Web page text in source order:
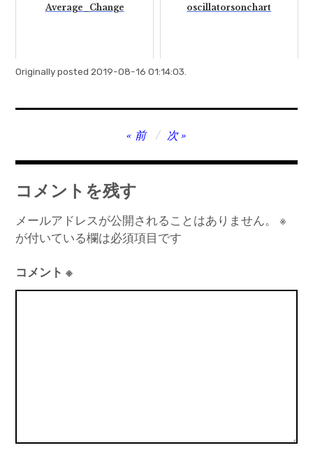
Average_Change oscillatorsonchart
Originally posted 2019-08-16 01:14:03.
稿
ビ
ゲ
ー
シ
ョ
前 次
コメントを残す
メールアドレスが公開されることはありません。
※
が付いている欄は必須項目です
コメント※